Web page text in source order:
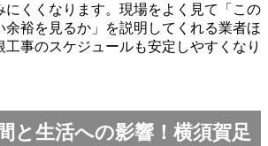
にくくなります。現場をよく見て「この
余裕を見るか」を説明してくれる業者ほ
工事のスケジュールも安定しやすくなり
と生活への影響！横須賀足